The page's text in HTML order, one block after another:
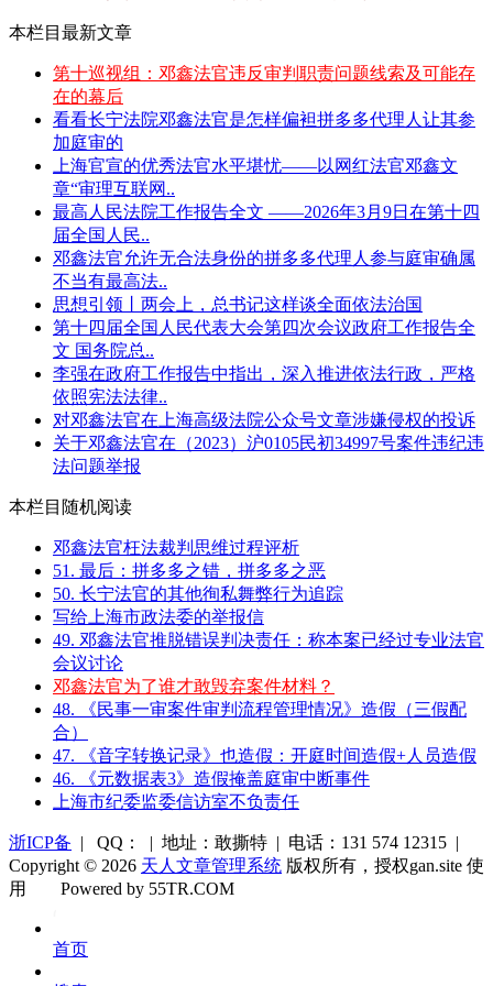
本栏目最新文章
第十巡视组：邓鑫法官违反审判职责问题线索及可能存
在的幕后
看看长宁法院邓鑫法官是怎样偏袒拼多多代理人让其参
加庭审的
上海官宣的优秀法官水平堪忧——以网红法官邓鑫文
章“审理互联网..
最高人民法院工作报告全文 ——2026年3月9日在第十四
届全国人民..
邓鑫法官允许无合法身份的拼多多代理人参与庭审确属
不当有最高法..
思想引领丨两会上，总书记这样谈全面依法治国
第十四届全国人民代表大会第四次会议政府工作报告全
文 国务院总..
李强在政府工作报告中指出，深入推进依法行政，严格
依照宪法法律..
对邓鑫法官在上海高级法院公众号文章涉嫌侵权的投诉
关于邓鑫法官在（2023）沪0105民初34997号案件违纪违
法问题举报
本栏目随机阅读
邓鑫法官枉法裁判思维过程评析
51. 最后：拼多多之错，拼多多之恶
50. 长宁法官的其他徇私舞弊行为追踪
写给上海市政法委的举报信
49. 邓鑫法官推脱错误判决责任：称本案已经过专业法官
会议讨论
邓鑫法官为了谁才敢毁弃案件材料？
48. 《民事一审案件审判流程管理情况》造假（三假配
合）
47. 《音字转换记录》也造假：开庭时间造假+人员造假
46. 《元数据表3》造假掩盖庭审中断事件
上海市纪委监委信访室不负责任
浙ICP备 | QQ： | 地址：敢撕特 | 电话：131 574 12315 |
Copyright © 2026 天人文章管理系统 版权所有，授权gan.site 使
用
库
Powered by 55TR.COM
首页